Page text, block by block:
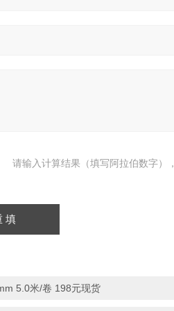
请输入计算结果（填写阿拉伯数字）
5.0米/卷 198元现货